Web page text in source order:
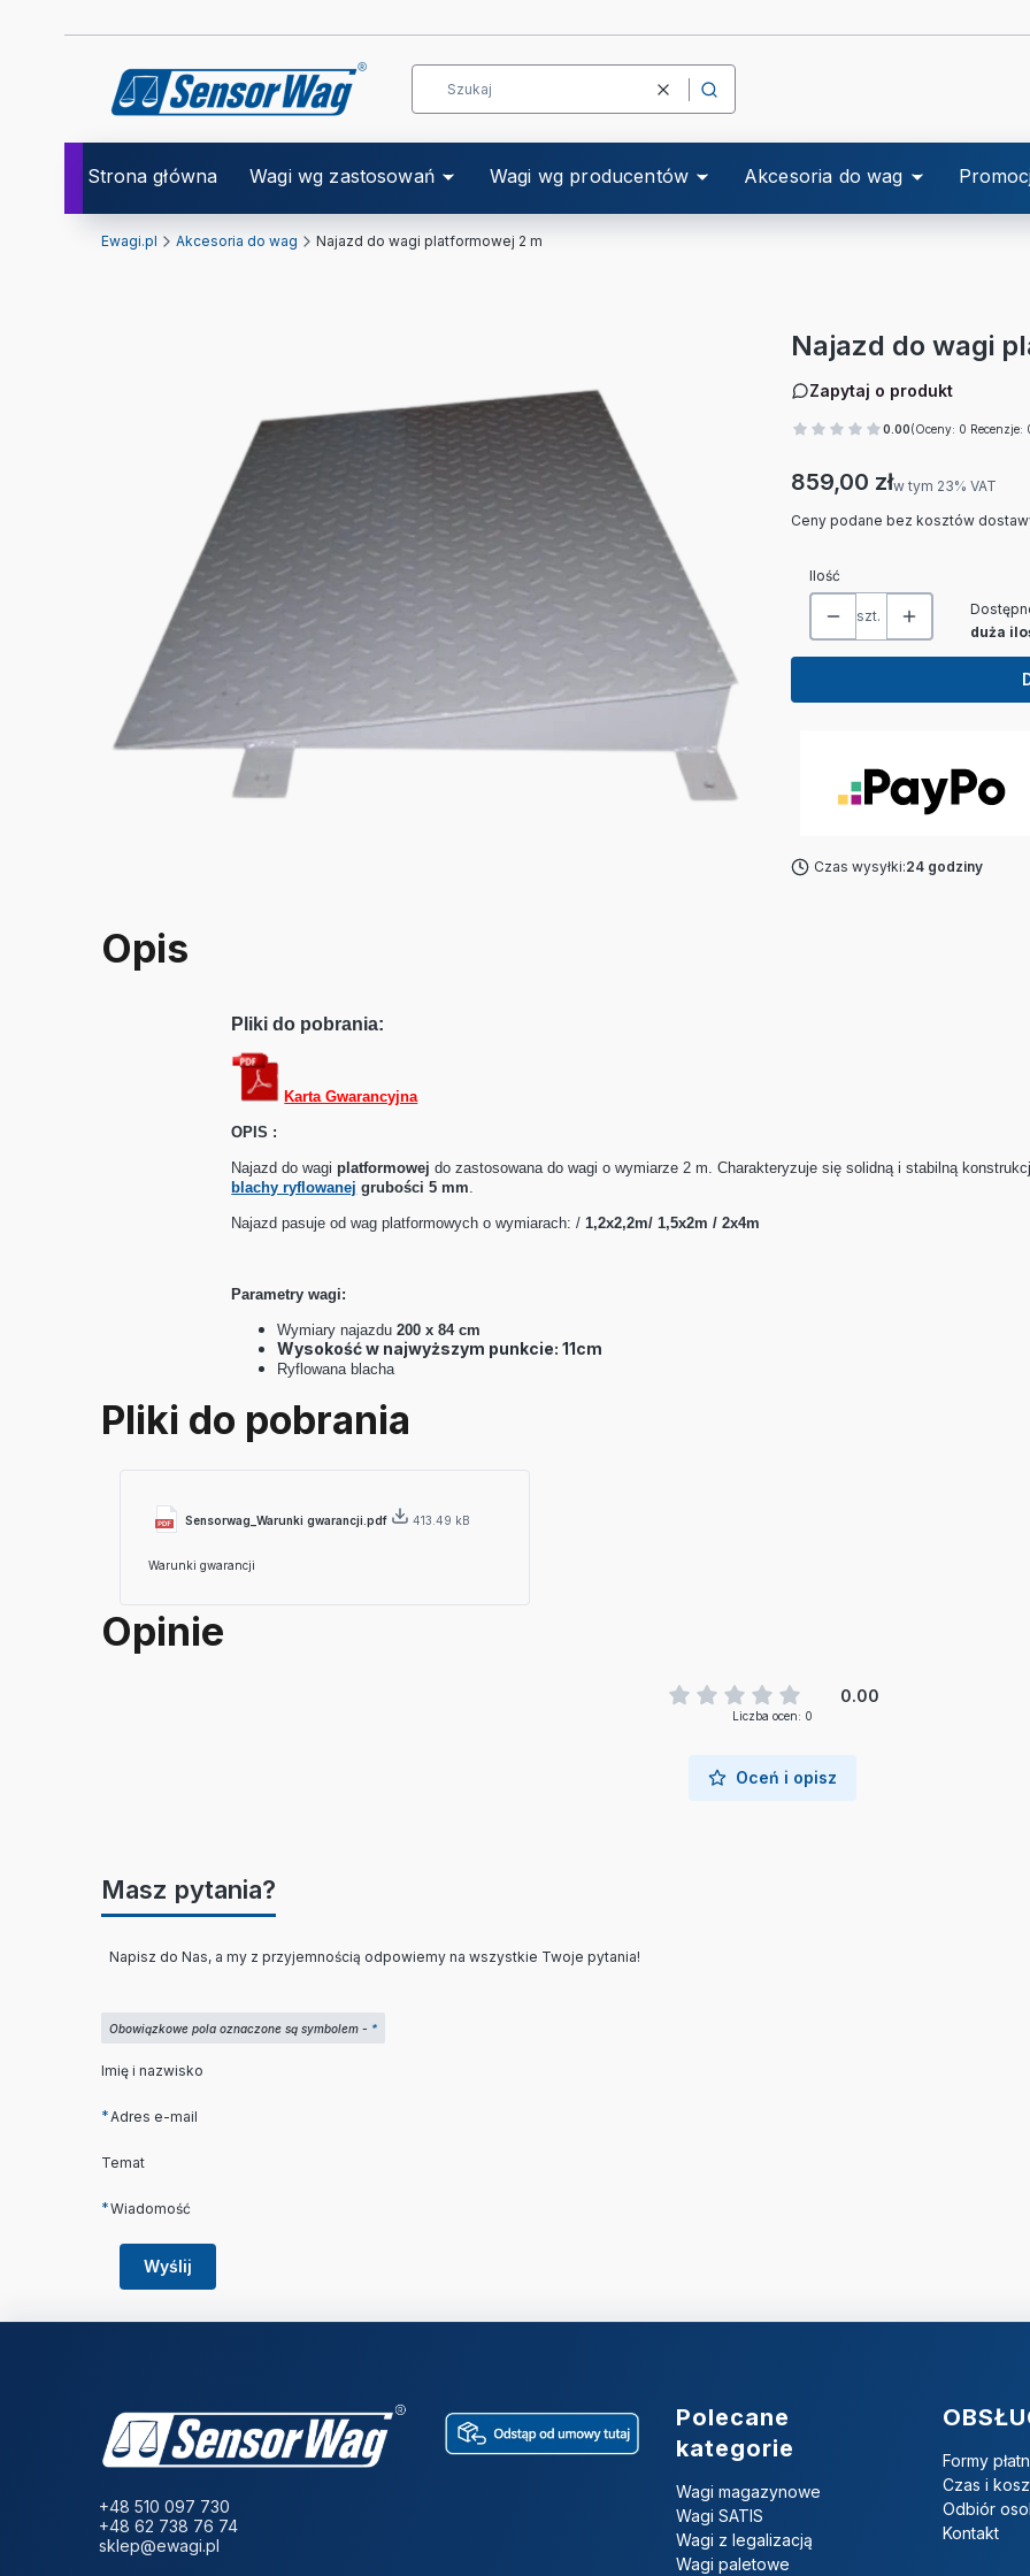
WyczyśćSzukaj
Strona główna Wagi wg zastosowań Wagi wg producentów Akcesoria do wag
Ewagi.pl Akcesoria do wag Najazd do wagi platformowej 2 m
Najazd do wagi
Zapytaj o produkt
0.00(Oceny: 0 Recenzje:
Cena
859,00 złw tym 23% VAT
w tym 23% VAT
Ceny podane bez kosztów
Ilość
szt.
duża
Czas wysyłki:24 godziny
Opis
Pliki do pobrania:
Karta Gwarancyjna
OPIS :
Najazd do wagiplatformowej do zastosowana do wagi o wymiarze 2 m. Charakteryzuje się solidną i stabilną
blachy ryflowanej grubości 5 mm.
Najazd pasuje od wag platformowych o wymiarach: /1,2x2,2m/ 1,5x2m / 2x4m
Parametry wagi:
Wymiary najazdu200 x 84 cm
Wysokość w najwyższym punkcie: 11cm
Ryflowana blacha
Pliki do pobrania
Sensorwag_Warunki gwarancji.pdf 413.49 kB
Warunki gwarancji
Opinie
0.00
Liczba ocen: 0
Oceń i opisz
Masz pytania?
Napisz do Nas, a my z przyjemnością odpowiemy na wszystkie Twoje pytania!
Obowiązkowe pola oznaczone są symbolem - *
Imię i nazwisko
*Adres e-mail
Temat
*Wiadomość
Wyślij
+48 510 097 730
+48 62 738 76 74
sklep@ewagi.pl
Linki w stopce
Polecane
kategorie
Wagi magazynowe
Wagi SATIS
Wagi z legalizacją
Wagi paletowe
Formy
Czas i
Odbiór
Kontakt